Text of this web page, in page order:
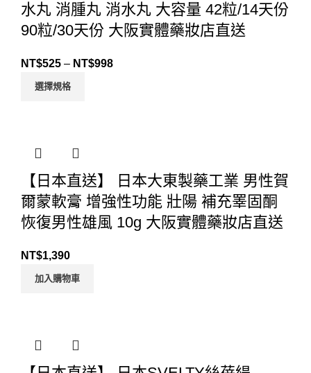
水丸 消腫丸 消水丸 大容量 42粒/14天份
90粒/30天份 大阪實體藥妝店直送
NT$525 – NT$998
選擇規格
【日本直送】 日本大東製藥工業 男性賀
爾蒙軟膏 增強性功能 壯陽 補充睪固酮
恢復男性雄風 10g 大阪實體藥妝店直送
NT$1,390
加入購物車